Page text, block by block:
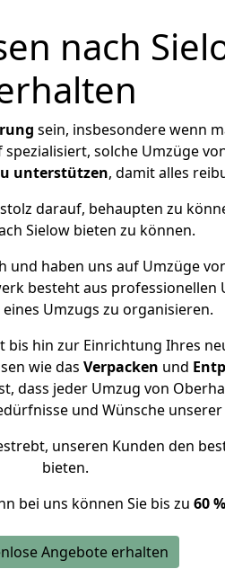
nach
sein, insbesondere wenn
solche Umzüge
unterstützen, damit alles
darauf, behaupten zu
Sielow bieten zu können.
und haben uns auf Umzüge
besteht aus
Umzugs zu organisieren.
hin zur Einrichtung Ihres
wie das Verpacken und
dass jeder Umzug von
und Wünsche
unseren Kunden den
bieten.
bei uns können Sie bis zu 60
Angebote erhalten